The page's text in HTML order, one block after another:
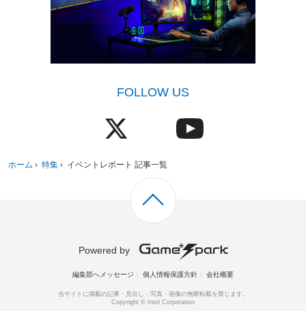
FOLLOW US
ホーム › 特集 › イベントレポート 記事一覧
Powered by
編集部へメッセージ 個人情報保護方針 会社概要
当サイトに掲載の記事・見出し・写真・画像の無断転載を禁じます。
Copyright © Intel Corporation